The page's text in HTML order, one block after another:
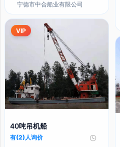
宁德市中合船业有限公司
VIP
40吨吊机船
有(2)人询价